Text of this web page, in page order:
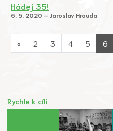
Hádej 35!
6. 5. 2020 – Jaroslav Hrouda
« 2 3 4 5 6
Rychle k cíli